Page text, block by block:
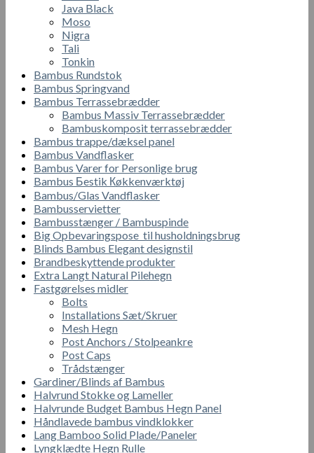
Java Black
Moso
Nigra
Tali
Tonkin
Bambus Rundstok
Bambus Springvand
Bambus Terrassebrædder
Bambus Massiv Terrassebrædder
Bambuskomposit terrassebrædder
Bambus trappe/dæksel panel
Bambus Vandflasker
Bambus Varer for Personlige brug
Bambus Бestik Кøkkenværktøj
Bambus/Glas Vandflasker
Bambusservietter
Bambusstænger / Bambuspinde
Big Opbevaringspose til husholdningsbrug
Blinds Bambus Elegant designstil
Brandbeskyttende produkter
Extra Langt Natural Pilehegn
Fastgørelses midler
Bolts
Installations Sæt/Skruer
Mesh Hegn
Post Anchors / Stolpeankre
Post Caps
Trådstænger
Gardiner/Blinds af Bambus
Halvrund Stokke og Lameller
Halvrunde Budget Bambus Hegn Panel
Håndlavede bambus vindklokker
Lang Bamboo Solid Plade/Paneler
Lyngklædte Hegn Rulle